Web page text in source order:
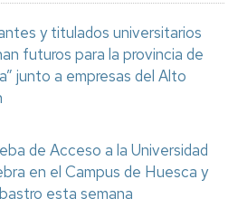
y titulados universitarios
futuros para la provincia de
junto a empresas del Alto
de Acceso a la Universidad
en el Campus de Huesca y
esta semana